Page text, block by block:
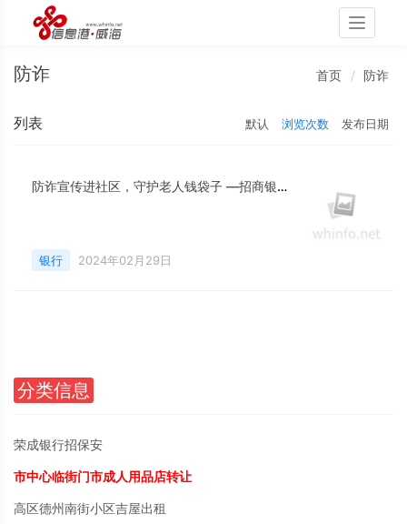
Toggle
防诈 首页 防诈
列表 默认 浏览次数 发布日期
防诈宣传进社区，守护老人钱袋子 —招商银行威海经区支行客户活动报道
银行 2024年02月29日
分类信息
荣成银行招保安
市中心临街门市成人用品店转让
高区德州南街小区吉屋出租